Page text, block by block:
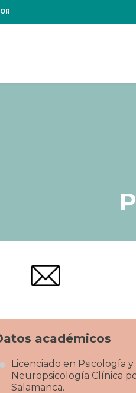
académicos
Licenciado en Psicología
Neuropsicología Clínica
Salamanca.